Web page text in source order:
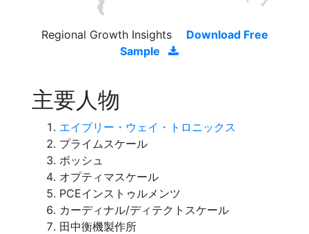
Regional Growth Insights
Download Free
Sample
主要人物
エイブリー・ウェイ・トロニックス
プライムスケール
ボッシュ
オプティマスケール
PCEインストゥルメンツ
カーディナル/ディテクトスケール
田中衡機製作所